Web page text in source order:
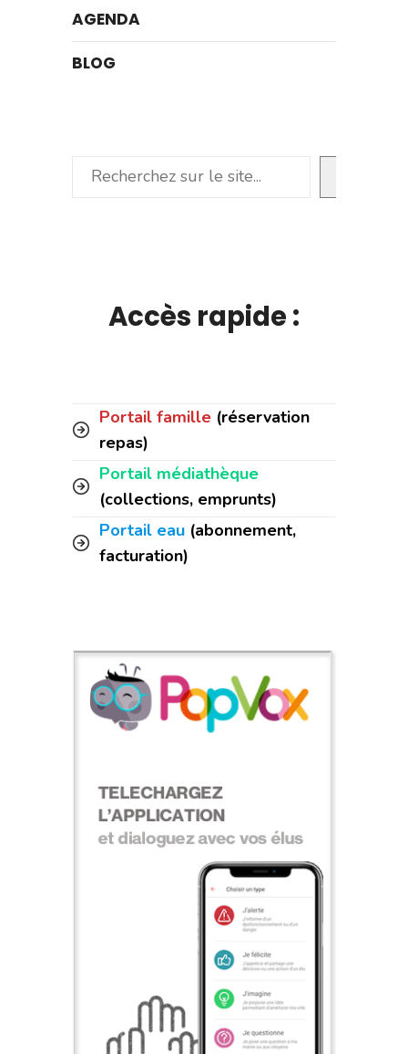
AGENDA
BLOG
Rechercher
Accès rapide :
Portail famille (réservation
repas)
Portail médiathèque
(collections, emprunts)
Portail eau (abonnement,
facturation)